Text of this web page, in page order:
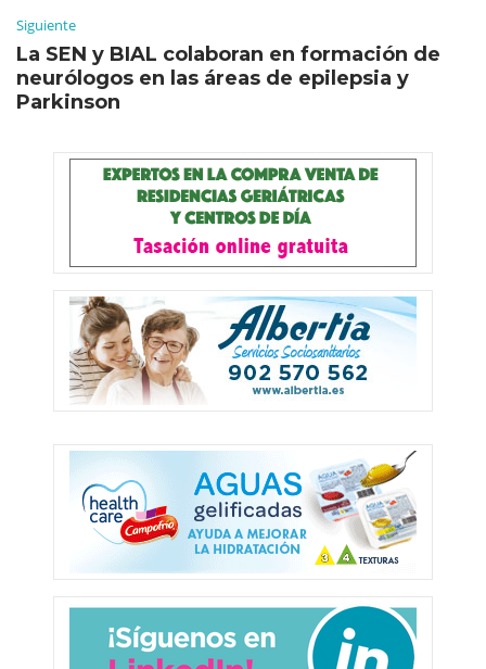
Siguiente
La SEN y BIAL colaboran en formación de
neurólogos en las áreas de epilepsia y
Parkinson